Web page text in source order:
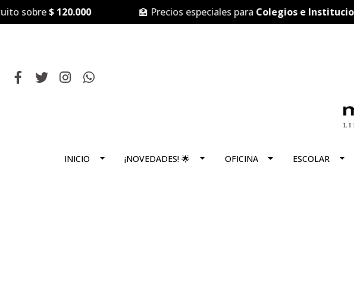
sobre$ 120.000 🏫 Precios especiales paraColegios e Instituciones
INICIO ¡NOVEDADES! 🌟 OFICINA ESCOLAR